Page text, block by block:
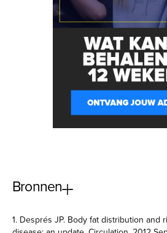
Bronnen
1. Després JP. Body fat distribution and